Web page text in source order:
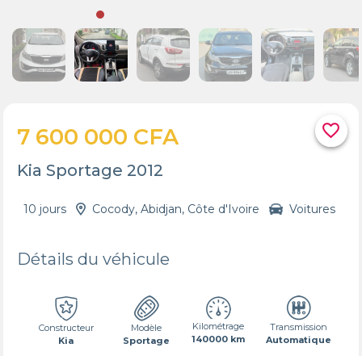
favorite_border
7 600 000 CFA
Kia Sportage 2012
10 jours Cocody, Abidjan, Côte d'Ivoire Voitures
Détails du véhicule
Constructeur
Kia
Modèle
Sportage
Kilométrage
140000 km
Transmission
Automatique